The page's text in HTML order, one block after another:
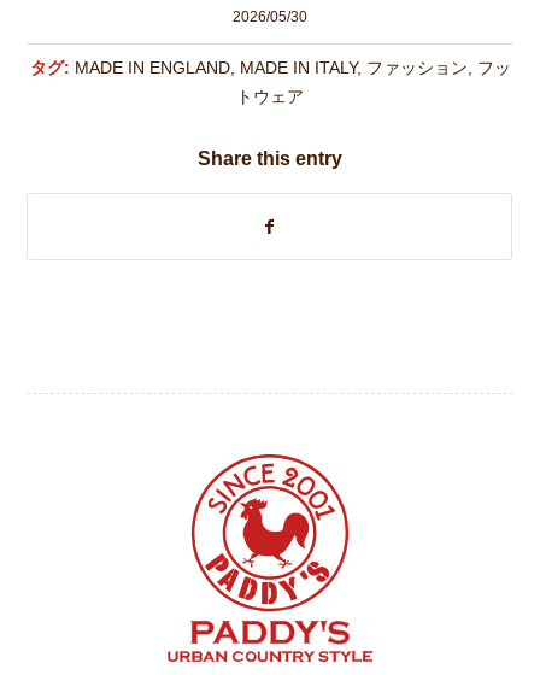
2026/05/30
タグ: MADE IN ENGLAND, MADE IN ITALY, ファッション, フッ
トウェア
Share this entry